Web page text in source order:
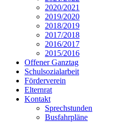
2020/2021
2019/2020
2018/2019
2017/2018
2016/2017
2015/2016
Offener Ganztag
Schulsozialarbeit
Förderverein
Elternrat
Kontakt
Sprechstunden
Busfahrpläne